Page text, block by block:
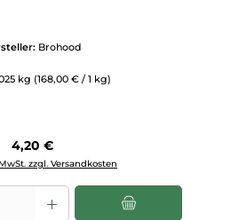
Brohood
kg (168,00 € / 1 kg)
Regulärer Preis:
4,20 €
zzgl. Versandkosten
gewünschten Wert ein oder benutze die